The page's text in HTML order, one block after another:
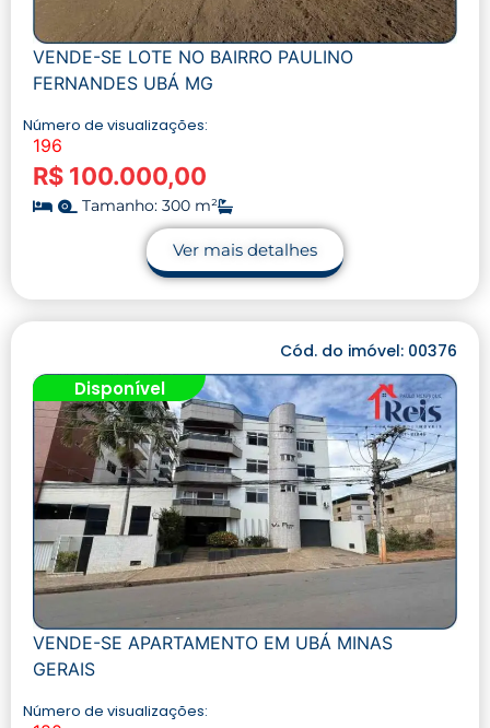
VENDE-SE LOTE NO BAIRRO PAULINO
FERNANDES UBÁ MG
Número de visualizações:
196
R$ 100.000,00
Tamanho: 300 m²
Ver mais detalhes
Cód. do imóvel: 00376
Disponível
VENDE-SE APARTAMENTO EM UBÁ MINAS
GERAIS
Número de visualizações: